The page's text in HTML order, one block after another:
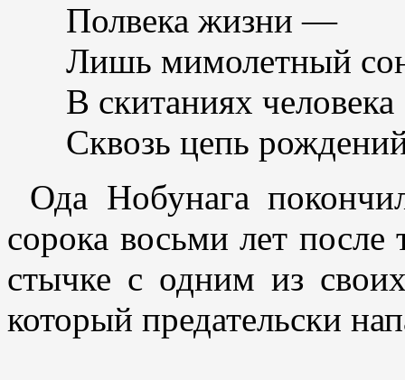
Полвека жизни —
Лишь мимолетный
В скитаниях человека
Сквозь цепь
Ода Нобунага
сорока восьми лет после
стычке с одним из
который предательски